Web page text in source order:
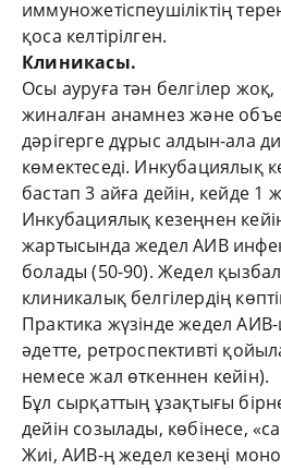
иммуножетіспеушіліктің
қоса келтірілген.
Клиникасы.
Осы ауруға тән белгілер
жиналған анамнез және
дәрігерге дұрыс алдын-ала
көмектеседі. Инкубациялық
бастап 3 айға дейін, кейде 1
Инкубациялық кезеңнен
жартысында жедел АИВ
болады (50-90). Жедел
клиникалық белгілердің
Практика жүзінде жедел
әдетте, ретроспективті
немесе жал өткеннен кейін).
Бұл сырқаттың ұзақтығы
дейін созылады, көбінесе,
Жиі, АИВ-ң жедел кезеңі